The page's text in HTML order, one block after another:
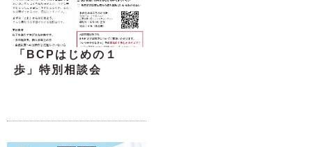
「BCPはじめの１
歩」特別相談会